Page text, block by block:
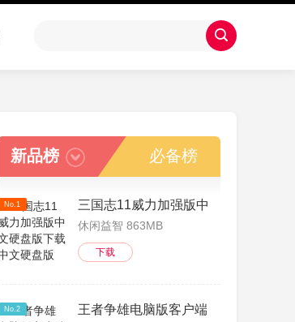
新品榜 必备榜
No.1 三国志11威力加强版中文硬盘版下载
休闲益智 863MB
下载
No.2 王者争雄电脑版客户端下载 v2.1.12官